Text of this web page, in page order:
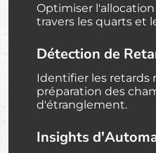
Optimiser
travers les quarts et
Détection de
Identifier les retards
préparation des
d'étranglement.
Insights